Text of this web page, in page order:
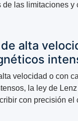
de las limitaciones y
alta
velocidad o con
la ley de
con precisión el